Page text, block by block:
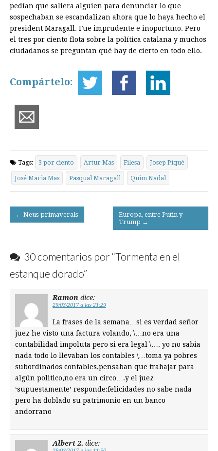
pedían que saliera alguien para denunciar lo que
sospechaban se escandalizan ahora que lo haya hecho el
president Maragall. Fue imprudente e inoportuno. Pero
el tres por ciento flota sobre la política catalana y muchos
ciudadanos se preguntan qué hay de cierto en todo ello.
Compártelo:
Tags: 3 por ciento Artur Mas Filesa Josep Piqué
José Maria Mas Pasqual Maragall Quim Nadal
Post
navigation
← Neus primaverals
Europa, entre Putin y
Trump →
30 comentarios por “Tormenta en el
estanque dorado”
Ramon dice:
29/03/2017 a las 21:29
La frases de la semana…si es verdad señor
juez he visto una factura volando, \…no era una
contabilidad impoluta pero si era legal \…. yo no sabia
nada todo lo llevaban los contables \…toma ya pobres
subordinados contables,pensaban que trabajar para
algún politico,no era un circo….y el juez
‘supuestamente’ responde:felicidades no sabe nada
pero ha doblado su patrimonio en un banco
andorrano
Albert 2. dice: